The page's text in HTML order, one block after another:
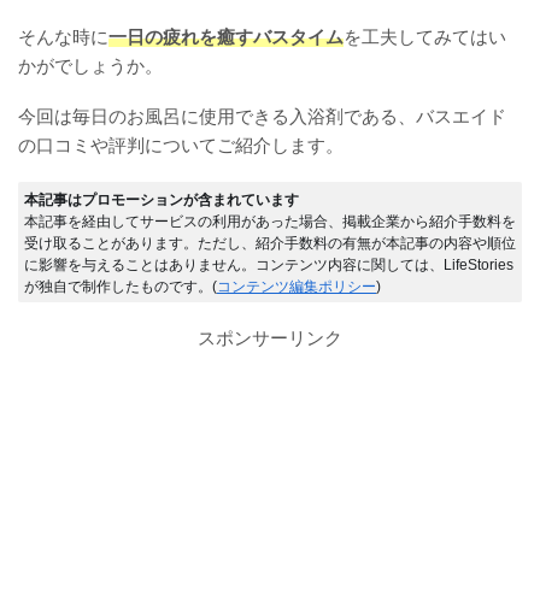
そんな時に一日の疲れを癒すバスタイムを工夫してみてはい
かがでしょうか。
今回は毎日のお風呂に使用できる入浴剤である、バスエイド
の口コミや評判についてご紹介します。
本記事はプロモーションが含まれています
本記事を経由してサービスの利用があった場合、掲載企業から紹介手数料を
受け取ることがあります。ただし、紹介手数料の有無が本記事の内容や順位
に影響を与えることはありません。コンテンツ内容に関しては、LifeStories
が独自で制作したものです。(コンテンツ編集ポリシー)
スポンサーリンク